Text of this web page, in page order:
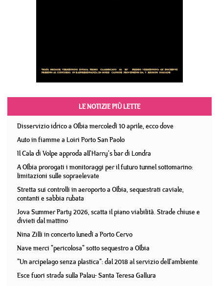
LE NOTIZIE PIÙ LETTE
Disservizio idrico a Olbia mercoledì 10 aprile, ecco dove
Auto in fiamme a Loiri Porto San Paolo
Il Cala di Volpe approda all'Harry's bar di Londra
A Olbia prorogati i monitoraggi per il futuro tunnel sottomarino:
limitazioni sulle sopraelevate
Stretta sui controlli in aeroporto a Olbia, sequestrati caviale,
contanti e sabbia rubata
Jova Summer Party 2026, scatta il piano viabilità. Strade chiuse e
divieti dal mattino
Nina Zilli in concerto lunedì a Porto Cervo
Nave merci "pericolosa" sotto sequestro a Olbia
"Un arcipelago senza plastica": dal 2018 al servizio dell'ambiente
Esce fuori strada sulla Palau- Santa Teresa Gallura